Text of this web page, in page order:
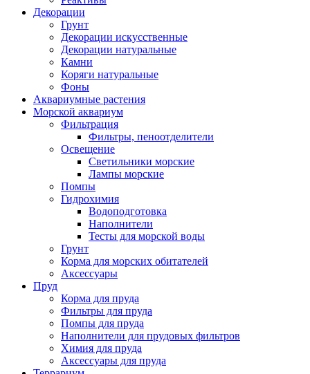
Декорации
Грунт
Декорации искусственные
Декорации натуральные
Камни
Коряги натуральные
Фоны
Аквариумные растения
Морской аквариум
Фильтрация
Фильтры, пеноотделители
Освещение
Светильники морские
Лампы морские
Помпы
Гидрохимия
Водоподготовка
Наполнители
Тесты для морской воды
Грунт
Корма для морских обитателей
Аксессуары
Пруд
Корма для пруда
Фильтры для пруда
Помпы для пруда
Наполнители для прудовых фильтров
Химия для пруда
Аксессуары для пруда